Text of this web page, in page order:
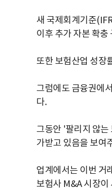
새 국제회계기준
이후 추가 자본 확충
또한 보험산업 성장
그럼에도 금융권에
다.
그동안 '팔리지 않는
가받고 있음을 보여
업계에서는 이번 거
보험사 M&A 시장이